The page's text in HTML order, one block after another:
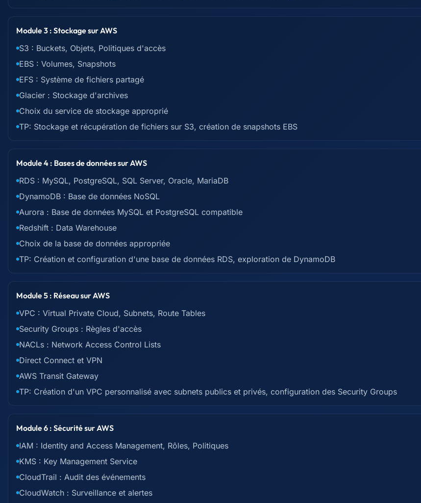
Module 3 : Stockage sur AWS
S3 : Buckets, Objets, Politiques d'accès
EBS : Volumes, Snapshots
EFS : Système de fichiers partagé
Glacier : Stockage d'archives
Choix du service de stockage approprié
TP: Stockage et récupération de fichiers sur S3, création de snapshots EBS
Module 4 : Bases de données sur AWS
RDS : MySQL, PostgreSQL, SQL Server, Oracle, MariaDB
DynamoDB : Base de données NoSQL
Aurora : Base de données MySQL et PostgreSQL compatible
Redshift : Data Warehouse
Choix de la base de données appropriée
TP: Création et configuration d'une base de données RDS, exploration de DynamoDB
Module 5 : Réseau sur AWS
VPC : Virtual Private Cloud, Subnets, Route Tables
Security Groups : Règles d'accès
NACLs : Network Access Control Lists
Direct Connect et VPN
AWS Transit Gateway
TP: Création d'un VPC personnalisé avec subnets publics et privés, configuration des Security Groups
Module 6 : Sécurité sur AWS
IAM : Identity and Access Management, Rôles, Politiques
KMS : Key Management Service
CloudTrail : Audit des événements
CloudWatch : Surveillance et alertes